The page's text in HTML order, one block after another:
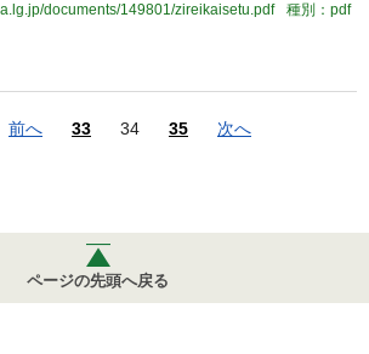
documents/149801/zireikaisetu.pdf
種別：pdf
前へ 33 34 35 次へ
ページの先頭へ戻る